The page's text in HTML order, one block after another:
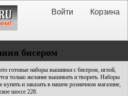
Корзина
Войти
бисером
готовые наборы вышивки с бисером, иглой,
только желание вышивать и творить. Наборы
и заказать в нашем розничном магазине,
шоссе 228.